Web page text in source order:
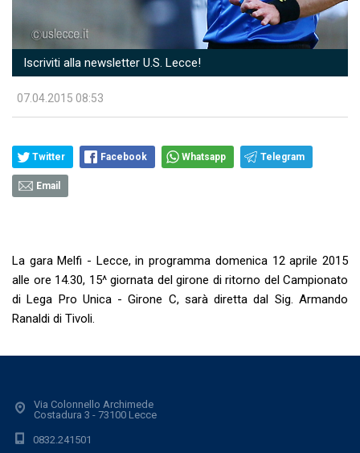
Iscriviti alla newsletter U.S. Lecce!
07.04.2015 08:53
Twitter Facebook Whatsapp Telegram
Email
La gara Melfi - Lecce, in programma domenica 12 aprile 2015
alle ore 14.30, 15^ giornata del girone di ritorno del Campionato
di Lega Pro Unica - Girone C, sarà diretta dal Sig. Armando
Ranaldi di Tivoli.
Via Colonnello Archimede
Costadura 3 - 73100 Lecce
0832.241501